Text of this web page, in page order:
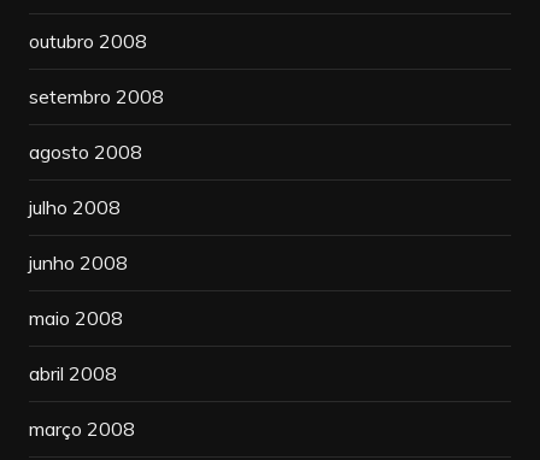
outubro 2008
setembro 2008
agosto 2008
julho 2008
junho 2008
maio 2008
abril 2008
março 2008